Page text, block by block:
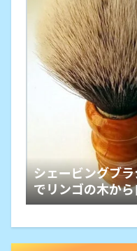
シェービングブ
でリンゴの木か